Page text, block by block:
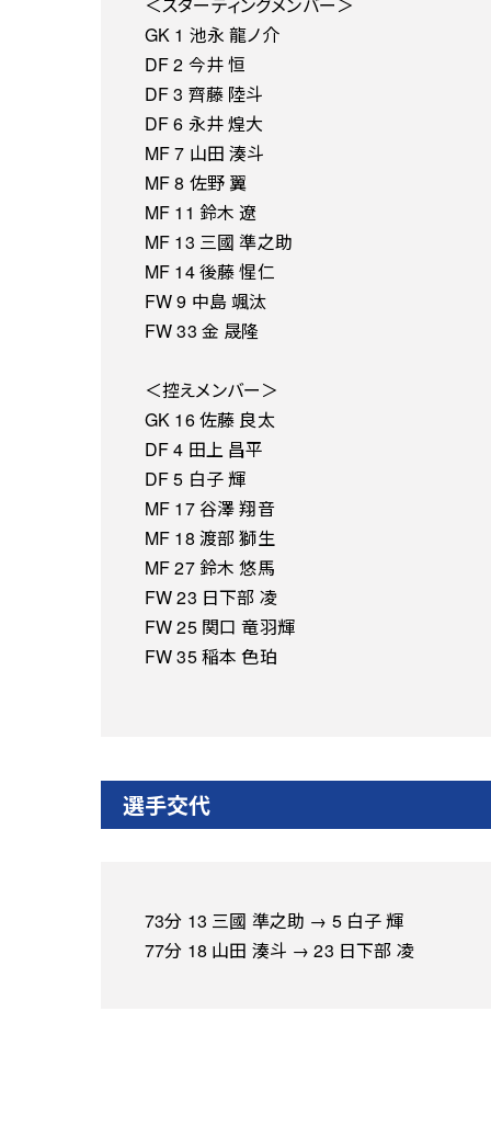
GK 1 池永 龍ノ介
DF 2 今井 恒
DF 3 齊藤 陸斗
DF 6 永井 煌大
MF 7 山田 湊斗
MF 8 佐野 翼
MF 11 鈴木 遼
MF 13 三國 準之助
MF 14 後藤 惺仁
FW 9 中島 颯汰
FW 33 金 晟隆
＜控えメンバー＞
GK 16 佐藤 良太
DF 4 田上 昌平
DF 5 白子 輝
MF 17 谷澤 翔音
MF 18 渡部 獅生
MF 27 鈴木 悠馬
FW 23 日下部 凌
FW 25 関口 竜羽輝
FW 35 稲本 色珀
選手交代
73分 13 三國 準之助 → 5 白子 輝
77分 18 山田 湊斗 → 23 日下部 凌